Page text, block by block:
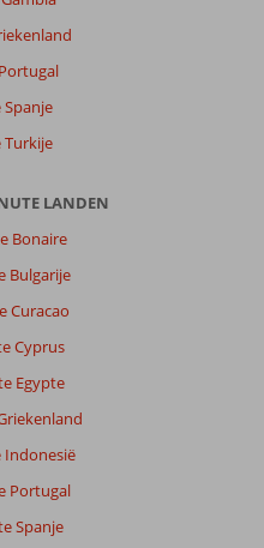
Turkije
LANDEN
Bonaire
Bulgarije
Curacao
Cyprus
Egypte
Indonesië
Portugal
Spanje